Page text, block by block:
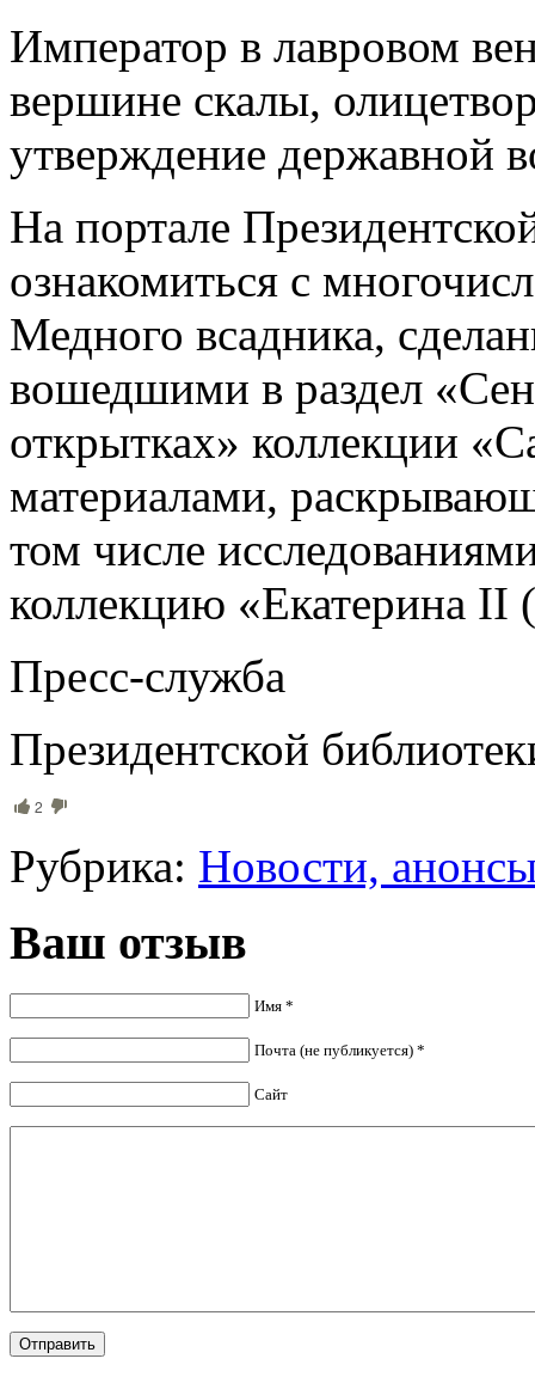
Император в лавровом
вершине скалы,
утверждение державной
На портале
ознакомиться с
Медного всадника,
вошедшими в раздел
открытках» коллекции
материалами,
том числе
коллекцию «Екатерина II
Пресс-служба
Президентской
2
Рубрика: Новости,
Ваш отзыв
Имя *
Почта (не публикуется) *
Сайт